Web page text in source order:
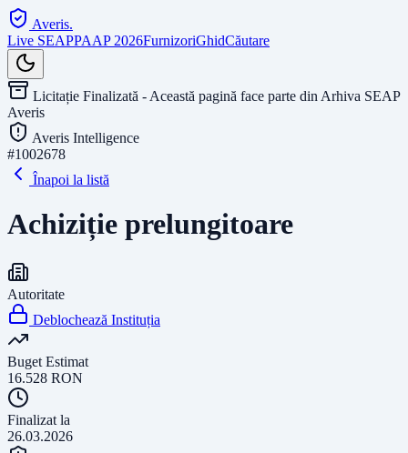
Averis.
Live SEAPPAAP 2026FurnizoriGhidCăutare
Licitație Finalizată - Această pagină face parte din Arhiva SEAP
Averis
Averis Intelligence
#1002678
Înapoi la listă
Achiziție prelungitoare
Autoritate
Deblochează Instituția
Buget Estimat
16.528 RON
Finalizat la
26.03.2026